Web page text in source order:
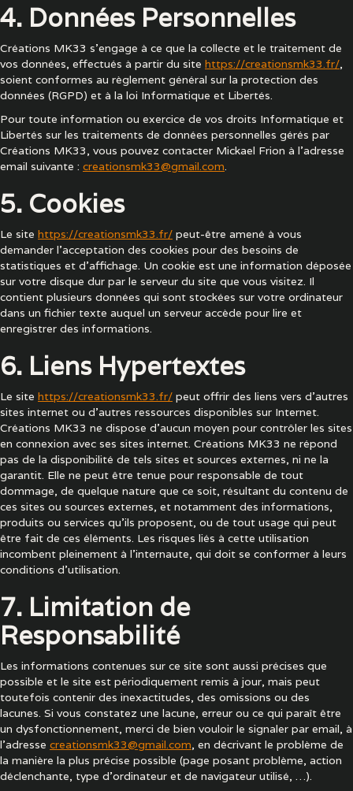
4. Données Personnelles
Créations MK33 s'engage à ce que la collecte et le traitement de
vos données, effectués à partir du site https://creationsmk33.fr/,
soient conformes au règlement général sur la protection des
données (RGPD) et à la loi Informatique et Libertés.
Pour toute information ou exercice de vos droits Informatique et
Libertés sur les traitements de données personnelles gérés par
Créations MK33, vous pouvez contacter Mickael Frion à l'adresse
email suivante : creationsmk33@gmail.com.
5. Cookies
Le site https://creationsmk33.fr/ peut-être amené à vous
demander l’acceptation des cookies pour des besoins de
statistiques et d’affichage. Un cookie est une information déposée
sur votre disque dur par le serveur du site que vous visitez. Il
contient plusieurs données qui sont stockées sur votre ordinateur
dans un fichier texte auquel un serveur accède pour lire et
enregistrer des informations.
6. Liens Hypertextes
Le site https://creationsmk33.fr/ peut offrir des liens vers d’autres
sites internet ou d’autres ressources disponibles sur Internet.
Créations MK33 ne dispose d'aucun moyen pour contrôler les sites
en connexion avec ses sites internet. Créations MK33 ne répond
pas de la disponibilité de tels sites et sources externes, ni ne la
garantit. Elle ne peut être tenue pour responsable de tout
dommage, de quelque nature que ce soit, résultant du contenu de
ces sites ou sources externes, et notamment des informations,
produits ou services qu’ils proposent, ou de tout usage qui peut
être fait de ces éléments. Les risques liés à cette utilisation
incombent pleinement à l'internaute, qui doit se conformer à leurs
conditions d'utilisation.
7. Limitation de
Responsabilité
Les informations contenues sur ce site sont aussi précises que
possible et le site est périodiquement remis à jour, mais peut
toutefois contenir des inexactitudes, des omissions ou des
lacunes. Si vous constatez une lacune, erreur ou ce qui paraît être
un dysfonctionnement, merci de bien vouloir le signaler par email, à
l’adresse creationsmk33@gmail.com, en décrivant le problème de
la manière la plus précise possible (page posant problème, action
déclenchante, type d’ordinateur et de navigateur utilisé, …).